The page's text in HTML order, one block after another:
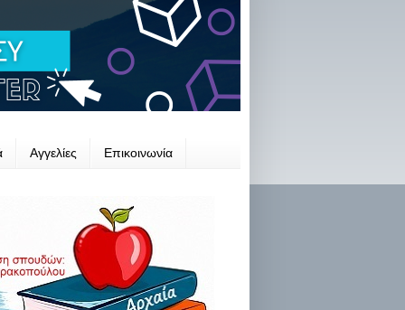
Αγγελίες Επικοινωνία